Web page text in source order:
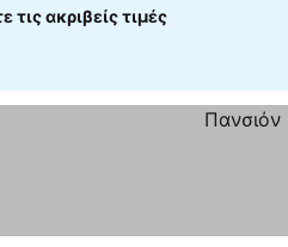
τις ακριβείς τιμές